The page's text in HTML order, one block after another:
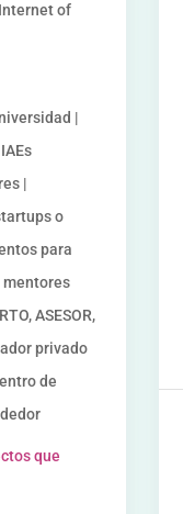
of
|
|
o
para
mentores
ASESOR,
privado
de
que